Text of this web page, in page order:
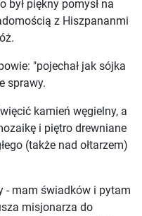
był piękny pomysł na
z Hiszpananmi
"pojechał jak sójka
sprawy.
kamień węgielny, a
i piętro drewniane
(także nad ołtarzem)
- mam świadków i pytam
misjonarza do